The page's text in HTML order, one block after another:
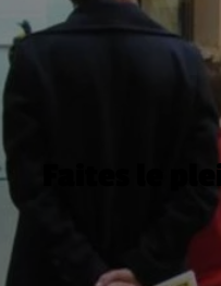
Faites le